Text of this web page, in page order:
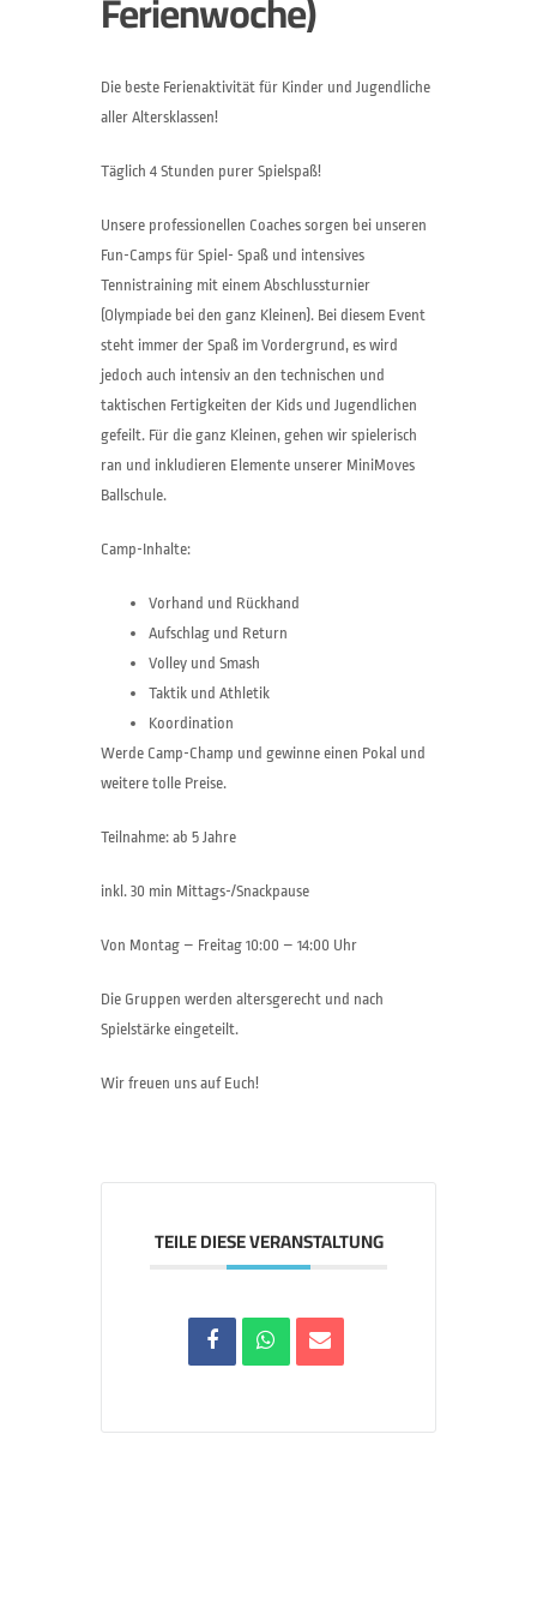
Die beste Ferienaktivität für Kinder und Jugendliche
aller Altersklassen!
Täglich 4 Stunden purer Spielspaß!
Unsere professionellen Coaches sorgen bei unseren
Fun-Camps für Spiel- Spaß und intensives
Tennistraining mit einem Abschlussturnier
(Olympiade bei den ganz Kleinen). Bei diesem Event
steht immer der Spaß im Vordergrund, es wird
jedoch auch intensiv an den technischen und
taktischen Fertigkeiten der Kids und Jugendlichen
gefeilt. Für die ganz Kleinen, gehen wir spielerisch
ran und inkludieren Elemente unserer MiniMoves
Ballschule.
Camp-Inhalte:
Vorhand und Rückhand
Aufschlag und Return
Volley und Smash
Taktik und Athletik
Koordination
Werde Camp-Champ und gewinne einen Pokal und
weitere tolle Preise.
Teilnahme: ab 5 Jahre
inkl. 30 min Mittags-/Snackpause
Von Montag – Freitag 10:00 – 14:00 Uhr
Die Gruppen werden altersgerecht und nach
Spielstärke eingeteilt.
Wir freuen uns auf Euch!
TEILE DIESE VERANSTALTUNG